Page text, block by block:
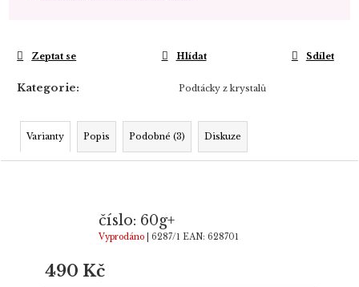
Kategorie: Podtácky z krystalů
Zeptat se Hlídat Sdílet
Varianty Popis Podobné (3) Diskuze
číslo: 60g+
Vyprodáno | 6287/1EAN: 628701
490 Kč